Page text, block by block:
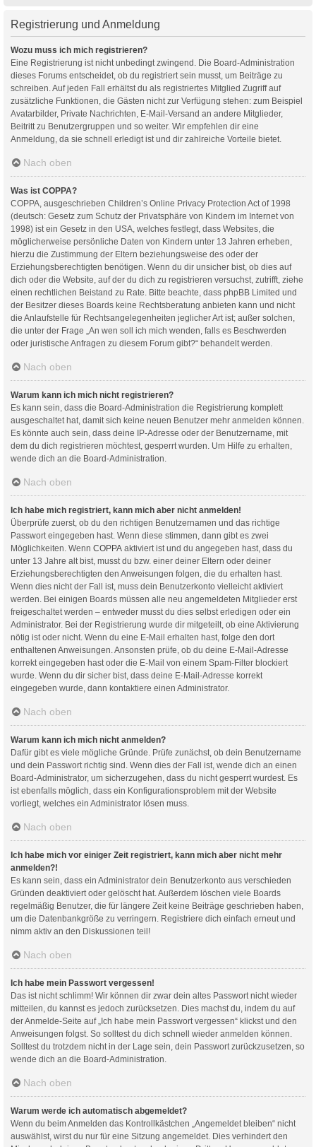
Registrierung und Anmeldung
Wozu muss ich mich registrieren?
Eine Registrierung ist nicht unbedingt zwingend. Die Board-Administration
dieses Forums entscheidet, ob du registriert sein musst, um Beiträge zu
schreiben. Auf jeden Fall erhältst du als registriertes Mitglied Zugriff auf
zusätzliche Funktionen, die Gästen nicht zur Verfügung stehen: zum Beispiel
Avatarbilder, Private Nachrichten, E-Mail-Versand an andere Mitglieder,
Beitritt zu Benutzergruppen und so weiter. Wir empfehlen dir eine
Anmeldung, da sie schnell erledigt ist und dir zahlreiche Vorteile bietet.
Nach oben
Was ist COPPA?
COPPA, ausgeschrieben Children’s Online Privacy Protection Act of 1998
(deutsch: Gesetz zum Schutz der Privatsphäre von Kindern im Internet von
1998) ist ein Gesetz in den USA, welches festlegt, dass Websites, die
möglicherweise persönliche Daten von Kindern unter 13 Jahren erheben,
hierzu die Zustimmung der Eltern beziehungsweise des oder der
Erziehungsberechtigten benötigen. Wenn du dir unsicher bist, ob dies auf
dich oder die Website, auf der du dich zu registrieren versuchst, zutrifft, ziehe
einen rechtlichen Beistand zu Rate. Bitte beachte, dass phpBB Limited und
der Besitzer dieses Boards keine Rechtsberatung anbieten kann und nicht
die Anlaufstelle für Rechtsangelegenheiten jeglicher Art ist; außer solchen,
die unter der Frage „An wen soll ich mich wenden, falls es Beschwerden
oder juristische Anfragen zu diesem Forum gibt?“ behandelt werden.
Nach oben
Warum kann ich mich nicht registrieren?
Es kann sein, dass die Board-Administration die Registrierung komplett
ausgeschaltet hat, damit sich keine neuen Benutzer mehr anmelden können.
Es könnte auch sein, dass deine IP-Adresse oder der Benutzername, mit
dem du dich registrieren möchtest, gesperrt wurden. Um Hilfe zu erhalten,
wende dich an die Board-Administration.
Nach oben
Ich habe mich registriert, kann mich aber nicht anmelden!
Überprüfe zuerst, ob du den richtigen Benutzernamen und das richtige
Passwort eingegeben hast. Wenn diese stimmen, dann gibt es zwei
Möglichkeiten. Wenn COPPA aktiviert ist und du angegeben hast, dass du
unter 13 Jahre alt bist, musst du bzw. einer deiner Eltern oder deiner
Erziehungsberechtigten den Anweisungen folgen, die du erhalten hast.
Wenn dies nicht der Fall ist, muss dein Benutzerkonto vielleicht aktiviert
werden. Bei einigen Boards müssen alle neu angemeldeten Mitglieder erst
freigeschaltet werden – entweder musst du dies selbst erledigen oder ein
Administrator. Bei der Registrierung wurde dir mitgeteilt, ob eine Aktivierung
nötig ist oder nicht. Wenn du eine E-Mail erhalten hast, folge den dort
enthaltenen Anweisungen. Ansonsten prüfe, ob du deine E-Mail-Adresse
korrekt eingegeben hast oder die E-Mail von einem Spam-Filter blockiert
wurde. Wenn du dir sicher bist, dass deine E-Mail-Adresse korrekt
eingegeben wurde, dann kontaktiere einen Administrator.
Nach oben
Warum kann ich mich nicht anmelden?
Dafür gibt es viele mögliche Gründe. Prüfe zunächst, ob dein Benutzername
und dein Passwort richtig sind. Wenn dies der Fall ist, wende dich an einen
Board-Administrator, um sicherzugehen, dass du nicht gesperrt wurdest. Es
ist ebenfalls möglich, dass ein Konfigurationsproblem mit der Website
vorliegt, welches ein Administrator lösen muss.
Nach oben
Ich habe mich vor einiger Zeit registriert, kann mich aber nicht mehr
anmelden?!
Es kann sein, dass ein Administrator dein Benutzerkonto aus verschieden
Gründen deaktiviert oder gelöscht hat. Außerdem löschen viele Boards
regelmäßig Benutzer, die für längere Zeit keine Beiträge geschrieben haben,
um die Datenbankgröße zu verringern. Registriere dich einfach erneut und
nimm aktiv an den Diskussionen teil!
Nach oben
Ich habe mein Passwort vergessen!
Das ist nicht schlimm! Wir können dir zwar dein altes Passwort nicht wieder
mitteilen, du kannst es jedoch zurücksetzen. Dies machst du, indem du auf
der Anmelde-Seite auf „Ich habe mein Passwort vergessen“ klickst und den
Anweisungen folgst. So solltest du dich schnell wieder anmelden können.
Solltest du trotzdem nicht in der Lage sein, dein Passwort zurückzusetzen, so
wende dich an die Board-Administration.
Nach oben
Warum werde ich automatisch abgemeldet?
Wenn du beim Anmelden das Kontrollkästchen „Angemeldet bleiben“ nicht
auswählst, wirst du nur für eine Sitzung angemeldet. Dies verhindert den